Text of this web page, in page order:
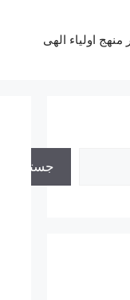
منهج اولیاء الهی
جستجو